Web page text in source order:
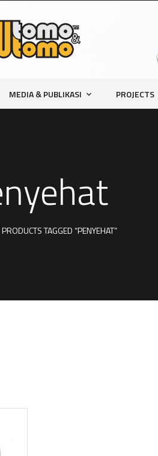
MEDIA & PUBLIKASI PROJECTS
PRODUCTS TAGGED “PENYEHAT”